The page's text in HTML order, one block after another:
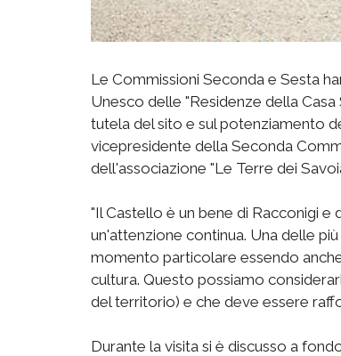
Le Commissioni Seconda e Sesta
Unesco delle "Residenze della
tutela del sito e sul potenziamento
vicepresidente della Seconda
dell'associazione "Le Terre dei
"Il Castello è un bene di Racconigi e
un'attenzione continua. Una delle
momento particolare essendo
cultura. Questo possiamo
del territorio) e che deve essere
Durante la visita si è discusso a